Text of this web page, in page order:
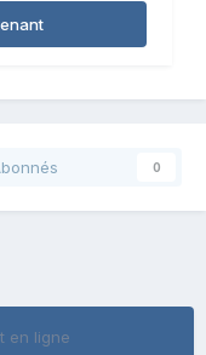
0
en ligne